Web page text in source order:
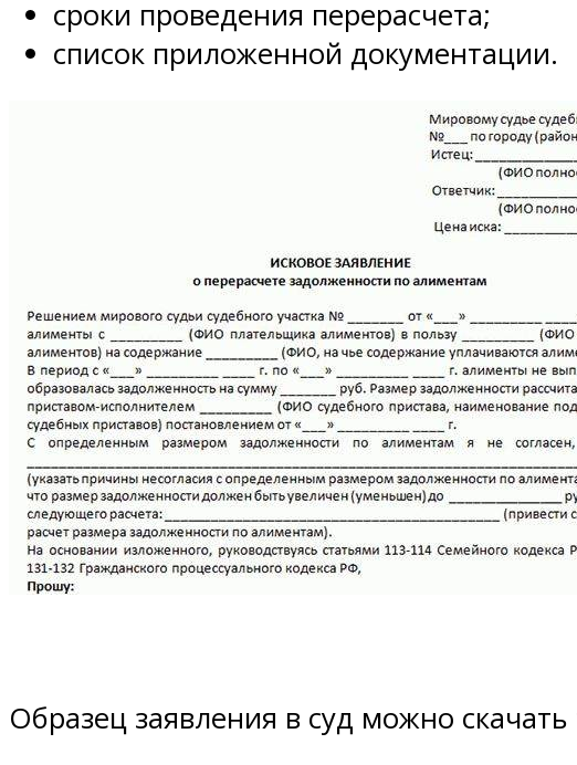
сроки проведения перерасчета;
список приложенной документации.
Образец заявления в суд можно скачать